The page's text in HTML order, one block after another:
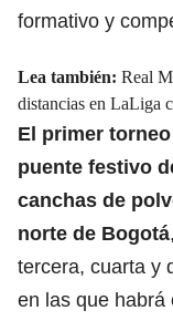
formativo y
Lea también: Real
distancias en LaLiga
El primer
puente festivo
canchas de
norte de Bogotá
tercera, cuarta y
en las que habrá